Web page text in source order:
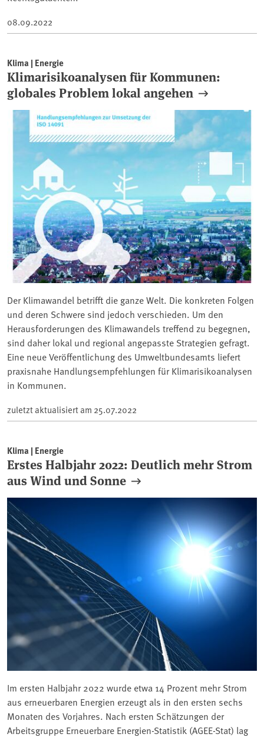
08.09.2022
Klima | Energie
Klimarisikoanalysen für Kommunen:
globales Problem lokal angehen
Der Klimawandel betrifft die ganze Welt. Die konkreten Folgen
und deren Schwere sind jedoch verschieden. Um den
Herausforderungen des Klimawandels treffend zu begegnen,
sind daher lokal und regional angepasste Strategien gefragt.
Eine neue Veröffentlichung des Umweltbundesamts liefert
praxisnahe Handlungsempfehlungen für Klimarisikoanalysen
in Kommunen.
zuletzt aktualisiert am 25.07.2022
Klima | Energie
Erstes Halbjahr 2022: Deutlich mehr Strom
aus Wind und Sonne
Im ersten Halbjahr 2022 wurde etwa 14 Prozent mehr Strom
aus erneuerbaren Energien erzeugt als in den ersten sechs
Monaten des Vorjahres. Nach ersten Schätzungen der
Arbeitsgruppe Erneuerbare Energien-Statistik (AGEE-Stat) lag